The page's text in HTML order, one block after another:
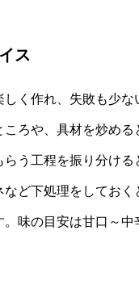
ス
しく作れ、失敗も少な
ころや、具材を炒める
らう工程を振り分ける
など下処理をしておく
味の目安は甘口～中